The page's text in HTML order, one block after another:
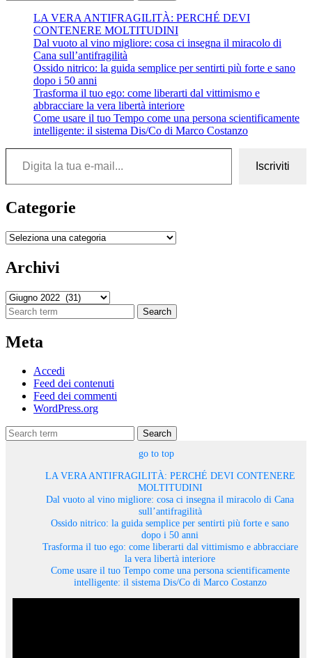
LA VERA ANTIFRAGILITÀ: PERCHÉ DEVI
CONTENERE MOLTITUDINI
Dal vuoto al vino migliore: cosa ci insegna il miracolo di
Cana sull’antifragilità
Ossido nitrico: la guida semplice per sentirti più forte e sano
dopo i 50 anni
Trasforma il tuo ego: come liberarti dal vittimismo e
abbracciare la vera libertà interiore
Come usare il tuo Tempo come una persona scientificamente
intelligente: il sistema Dis/Co di Marco Costanzo
Digita la tua e-mail...
Iscriviti
Categorie
Categorie
Archivi
Archivi
Search
Meta
Accedi
Feed dei contenuti
Feed dei commenti
WordPress.org
Search
go to top
LA VERA ANTIFRAGILITÀ: PERCHÉ DEVI CONTENERE
MOLTITUDINI
Dal vuoto al vino migliore: cosa ci insegna il miracolo di Cana
sull’antifragilità
Ossido nitrico: la guida semplice per sentirti più forte e sano
dopo i 50 anni
Trasforma il tuo ego: come liberarti dal vittimismo e abbracciare
la vera libertà interiore
Come usare il tuo Tempo come una persona scientificamente
intelligente: il sistema Dis/Co di Marco Costanzo